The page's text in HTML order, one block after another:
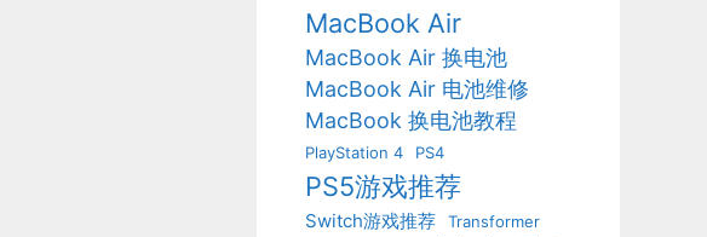
MacBook Air
MacBook Air 换电池
MacBook Air 电池维修
MacBook 换电池教程
PlayStation 4 PS4
PS5游戏推荐
Switch游戏推荐 Transformer